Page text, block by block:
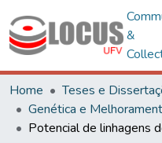
&
Home Teses e
Genética e